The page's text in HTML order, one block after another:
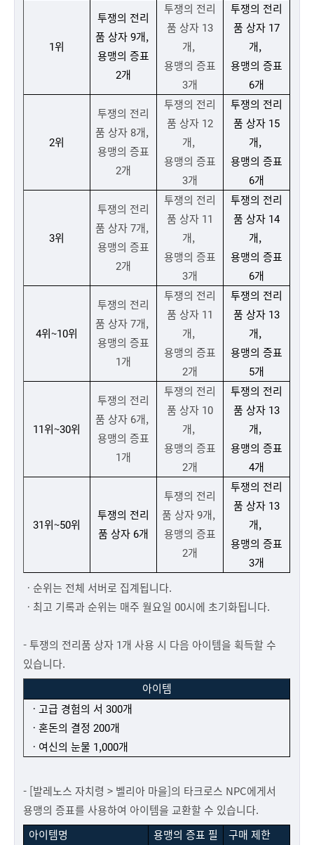
1위
투쟁의 전리
품 상자 9개,
용맹의 증표
2개
투쟁의 전리
품 상자 13
개,
용맹의 증표
3개
투쟁의 전리
품 상자 17
개,
용맹의 증표
6개
2위
투쟁의 전리
품 상자 8개,
용맹의 증표
2개
투쟁의 전리
품 상자 12
개,
용맹의 증표
3개
투쟁의 전리
품 상자 15
개,
용맹의 증표
6개
3위
투쟁의 전리
품 상자 7개,
용맹의 증표
2개
투쟁의 전리
품 상자 11
개,
용맹의 증표
3개
투쟁의 전리
품 상자 14
개,
용맹의 증표
6개
4위~10위
투쟁의 전리
품 상자 7개,
용맹의 증표
1개
투쟁의 전리
품 상자 11
개,
용맹의 증표
2개
투쟁의 전리
품 상자 13
개,
용맹의 증표
5개
11위~30위
투쟁의 전리
품 상자 6개,
용맹의 증표
1개
투쟁의 전리
품 상자 10
개,
용맹의 증표
2개
투쟁의 전리
품 상자 13
개,
용맹의 증표
4개
31위~50위
투쟁의 전리
품 상자 6개
투쟁의 전리
품 상자 9개,
용맹의 증표
2개
투쟁의 전리
품 상자 13
개,
용맹의 증표
3개
ㆍ순위는 전체 서버로 집계됩니다.
ㆍ최고 기록과 순위는 매주 월요일 00시에 초기화됩니다.
- 투쟁의 전리품 상자 1개 사용 시 다음 아이템을 획득할 수
있습니다.
아이템
ㆍ고급 경험의 서 300개
ㆍ혼돈의 결정 200개
ㆍ여신의 눈물 1,000개
- [발레노스 자치령 > 벨리아 마을]의 타크로스 NPC에게서
용맹의 증표를 사용하여 아이템을 교환할 수 있습니다.
아이템명
용맹의 증표 필
구매 제한